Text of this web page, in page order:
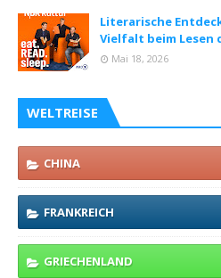
Literarische
Vielfalt beim Lesen
Mai 18, 2026
WELTREISE
CHINA
FRANKREICH
GRIECHENLAND